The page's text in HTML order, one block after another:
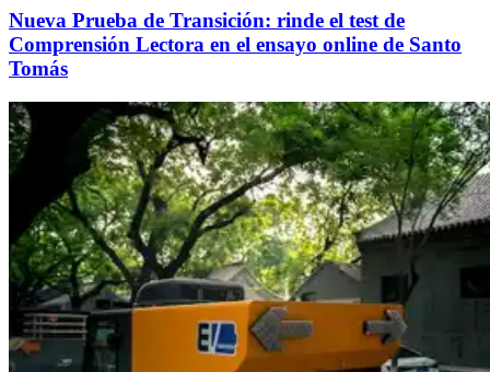
Nueva Prueba de Transición: rinde el test de
Comprensión Lectora en el ensayo online de Santo
Tomás